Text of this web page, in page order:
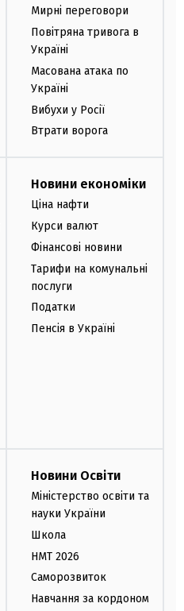
Мирні переговори
Повітряна тривога в
Україні
Масована атака по
Україні
Вибухи у Росії
Втрати ворога
Новини економіки
Ціна нафти
Курси валют
Фінансові новини
Тарифи на комунальні
послуги
Податки
Пенсія в Україні
Новини Освіти
Міністерство освіти та
науки України
Школа
НМТ 2026
Саморозвиток
Навчання за кордоном